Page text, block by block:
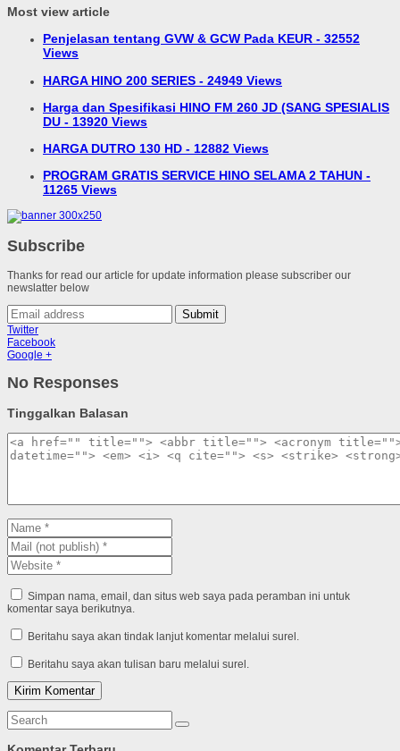
Most view article
Penjelasan tentang GVW & GCW Pada KEUR - 32552
Views
HARGA HINO 200 SERIES - 24949 Views
Harga dan Spesifikasi HINO FM 260 JD (SANG SPESIALIS
DU - 13920 Views
HARGA DUTRO 130 HD - 12882 Views
PROGRAM GRATIS SERVICE HINO SELAMA 2 TAHUN -
11265 Views
Subscribe
Thanks for read our article for update information please subscriber our
newslatter below
Submit
Twitter
Facebook
Google +
No Responses
Tinggalkan Balasan
Simpan nama, email, dan situs web saya pada peramban ini untuk
komentar saya berikutnya.
Beritahu saya akan tindak lanjut komentar melalui surel.
Beritahu saya akan tulisan baru melalui surel.